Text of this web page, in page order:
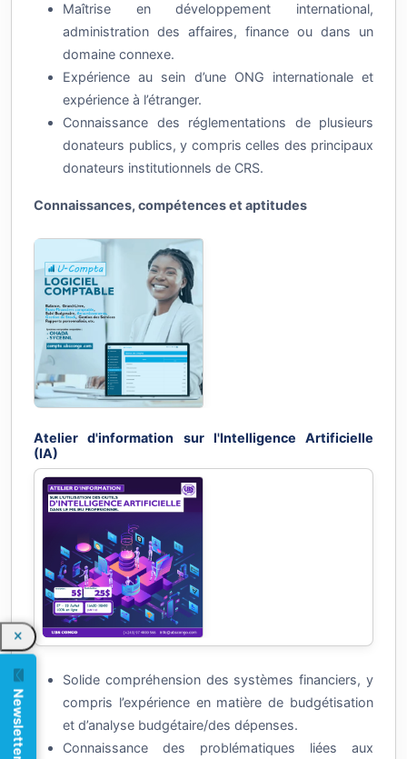
Newsletter
Maîtrise en développement international,
administration des affaires, finance ou dans un
domaine connexe.
Expérience au sein d’une ONG internationale et
expérience à l’étranger.
Connaissance des réglementations de plusieurs
donateurs publics, y compris celles des principaux
donateurs institutionnels de CRS.
Connaissances, compétences et aptitudes
Vente des ordinateurs de haute performance
compris l’expérience en matière de budgétisation
et d’analyse budgétaire/des dépenses.
Connaissance des problématiques liées aux
achats et à l’administration/gestion de bureau.